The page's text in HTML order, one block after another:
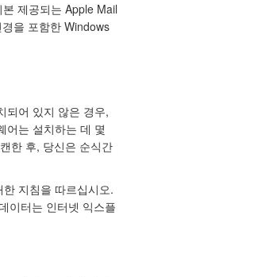
제공되는 Apple Mail
을 포함한 Windows
되어 있지 않은 경우,
어는 설치하는 데 몇
한 후, 당신은 순식간
지침을 따르십시오.
이터는 인터넷 익스플